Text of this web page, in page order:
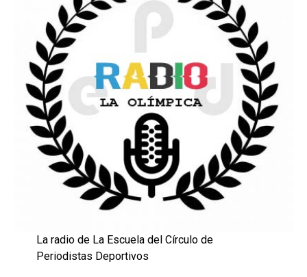
La radio de La Escuela del Círculo de
Periodistas Deportivos